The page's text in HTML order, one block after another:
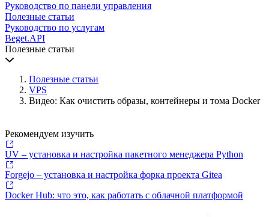
Руководство по панели управления
Полезные статьи
Руководство по услугам
Beget.API
Полезные статьи
Полезные статьи
VPS
Видео: Как очистить образы, контейнеры и тома Docker
Рекомендуем изучить
UV – установка и настройка пакетного менеджера Python
Forgejo – установка и настройка форка проекта Gitea
Docker Hub: что это, как работать с облачной платформой